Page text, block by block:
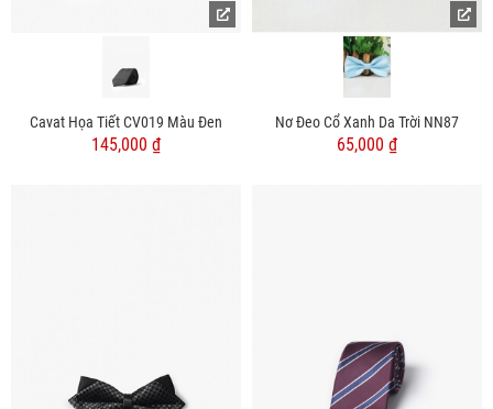
Cavat Họa Tiết CV019 Màu Đen
145,000 ₫
Nơ Đeo Cổ Xanh Da Trời NN87
65,000 ₫